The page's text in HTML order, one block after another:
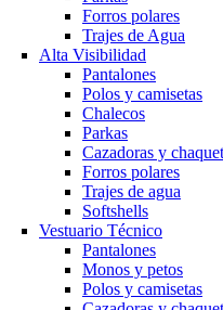
Forros polares
Trajes de Agua
Alta Visibilidad
Pantalones
Polos y camisetas
Chalecos
Parkas
Cazadoras y
Forros polares
Trajes de agua
Softshells
Vestuario Técnico
Pantalones
Monos y petos
Polos y camisetas